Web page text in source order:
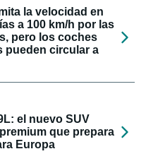
la velocidad en
a 100 km/h por las
pero los coches
pueden circular a
el nuevo SUV
que prepara
Europa